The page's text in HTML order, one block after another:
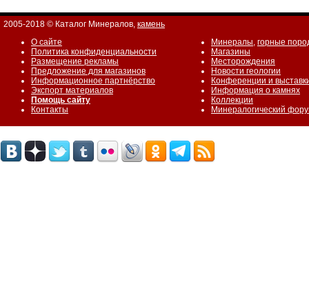
2005-2018 © Каталог Минералов, камень
О сайте
Политика конфиденциальности
Размещение рекламы
Предложение для магазинов
Информационное партнёрство
Экспорт материалов
Помощь сайту
Контакты
Минералы, горные
Магазины
Месторождения
Новости геологии
Конференции и
Информация о камнях
Коллекции
Минералогический